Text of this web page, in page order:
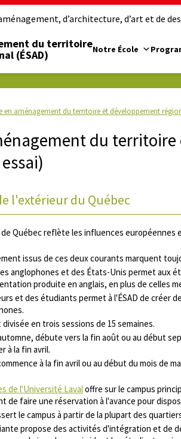
d’architecture, d’art et de
du territoire
(ÉSAD)
Notre École
en aménagement du territoire et développement
du
l'extérieur du Québec
Québec reflète les influences européennes
issus de ces deux courants marquent
anglophones et des États-Unis permet aux
produite en anglais, en plus de celles
et des étudiants permet à l'ÉSAD de créer
en trois sessions de 15 semaines.
débute vers la fin août ou au début
à la fin avril.
à la fin avril ou au début du mois de
de l'Université Lavaloffre sur le campus
de faire une réservation à l'avance pour
le campus à partir de la plupart des
propose des activités d'intégration et de